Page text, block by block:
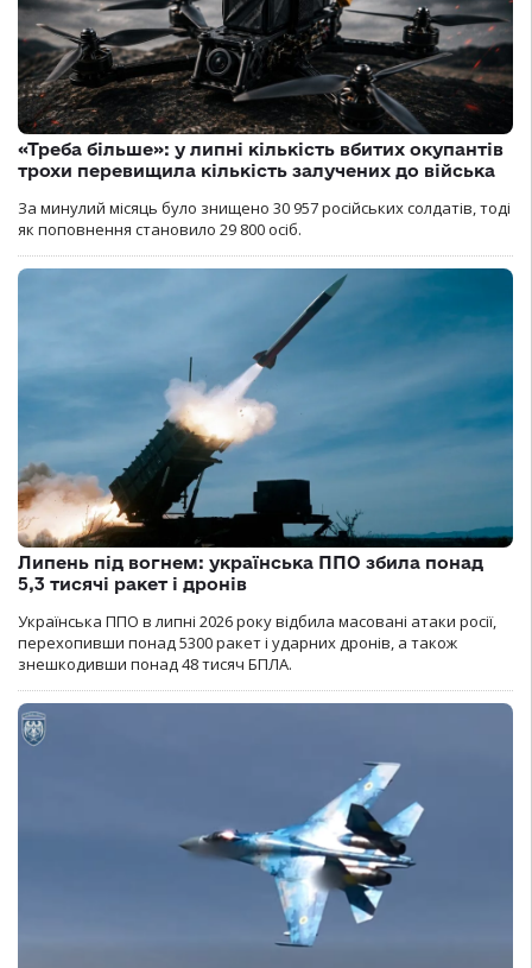
«Треба більше»: у липні кількість вбитих окупантів
трохи перевищила кількість залучених до війська
За минулий місяць було знищено 30 957 російських солдатів, тоді
як поповнення становило 29 800 осіб.
Липень під вогнем: українська ППО збила понад
5,3 тисячі ракет і дронів
Українська ППО в липні 2026 року відбила масовані атаки росії,
перехопивши понад 5300 ракет і ударних дронів, а також
знешкодивши понад 48 тисяч БПЛА.